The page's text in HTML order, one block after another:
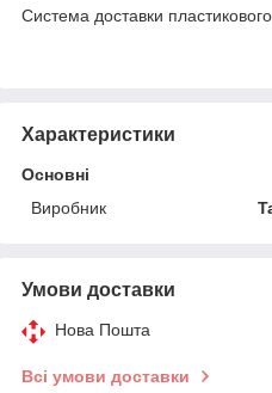
Система доставки
Характеристики
Основні
Виробник
Умови доставки
Нова Пошта
Всі умови доставки